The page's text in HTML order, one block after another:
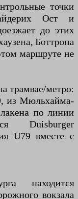
точки
Ост и
до этих
Боттропа
маршруте не
трамвае/метро:
из Мюльхайма-
по линии
Duisburger
U79 вместе с
находится
вокзала